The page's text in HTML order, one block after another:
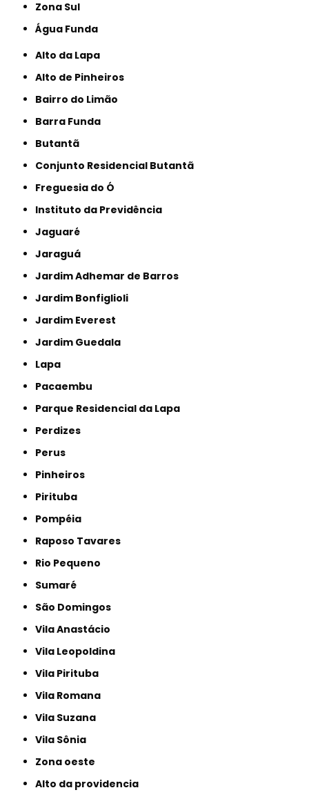
Zona Sul
Água Funda
Alto da Lapa
Alto de Pinheiros
Bairro do Limão
Barra Funda
Butantã
Conjunto Residencial Butantã
Freguesia do Ó
Instituto da Previdência
Jaguaré
Jaraguá
Jardim Adhemar de Barros
Jardim Bonfiglioli
Jardim Everest
Jardim Guedala
Lapa
Pacaembu
Parque Residencial da Lapa
Perdizes
Perus
Pinheiros
Pirituba
Pompéia
Raposo Tavares
Rio Pequeno
Sumaré
São Domingos
Vila Anastácio
Vila Leopoldina
Vila Pirituba
Vila Romana
Vila Suzana
Vila Sônia
Zona oeste
alto da providencia